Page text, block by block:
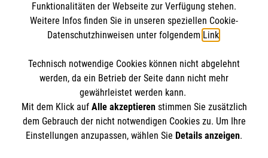
Newsletter abonnieren
Cookies verwalten|AGB|Impressum|Datenschutz
Barrierefreiheit |Kontakt| Sharepoint|Mediathek
Funktionalitäten der Webseite zur Verfügung stehen.
Weitere Infos finden Sie in unseren speziellen Cookie-
Datenschutzhinweisen unter folgendem Link.
Technisch notwendige Cookies können nicht abgelehnt
werden, da ein Betrieb der Seite dann nicht mehr
gewährleistet werden kann.
Mit dem Klick auf Alle akzeptierenstimmen Sie zusätzlich
dem Gebrauch der nicht notwendigen Cookies zu. Um Ihre
Einstellungen anzupassen, wählen Sie Details anzeigen.